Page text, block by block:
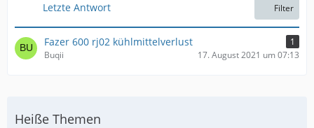
Letzte Antwort Filter
Fazer 600 rj02 kühlmittelverlust
1
Buqii
17. August 2021 um 07:13
Heiße Themen